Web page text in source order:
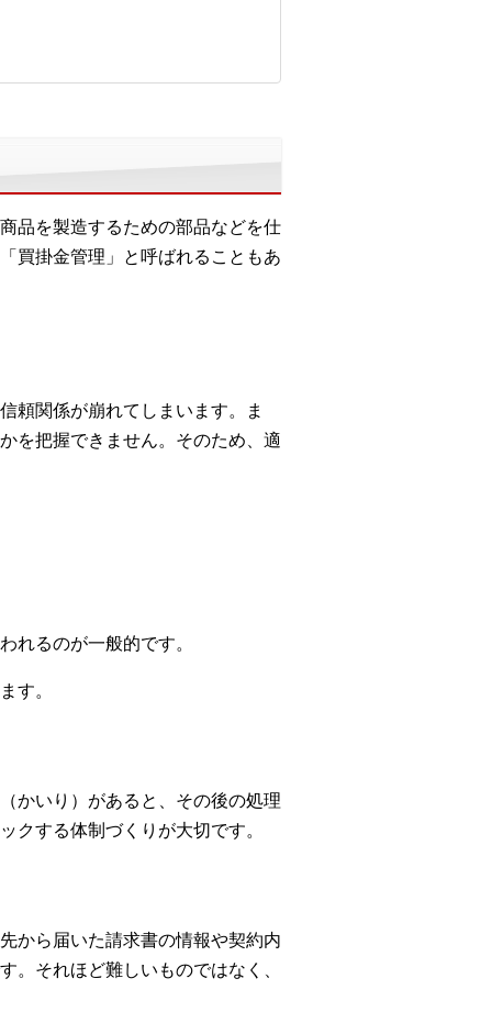
品を製造するための部品などを仕
買掛金管理」と呼ばれることもあ
頼関係が崩れてしまいます。ま
を把握できません。そのため、適
れるのが一般的です。
す。
かいり）があると、その後の処理
クする体制づくりが大切です。
から届いた請求書の情報や契約内
。それほど難しいものではなく、